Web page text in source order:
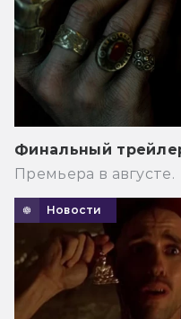
Финальный
Премьера в августе.
Новости